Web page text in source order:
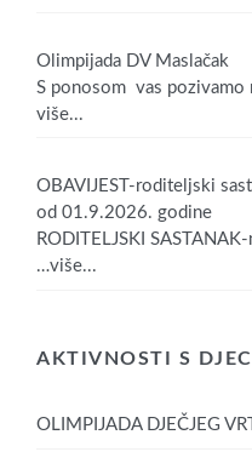
Olimpijada DV Maslačak
S ponosom vas pozivamo
više...
OBAVIJEST-roditeljski
od 01.9.2026. godine
RODITELJSKI
…više...
AKTIVNOSTI S
OLIMPIJADA DJEČJEG